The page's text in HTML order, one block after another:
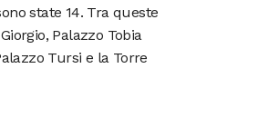
state 14. Tra queste
Palazzo Tobia
Tursi e la Torre